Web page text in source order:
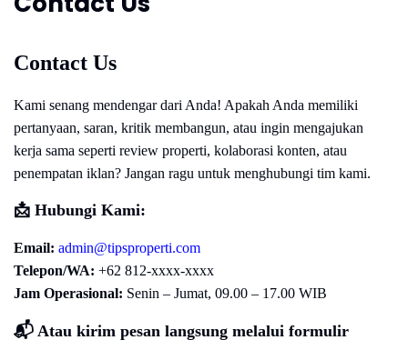
Contact Us
Kami senang mendengar dari Anda! Apakah Anda memiliki
pertanyaan, saran, kritik membangun, atau ingin mengajukan
kerja sama seperti review properti, kolaborasi konten, atau
penempatan iklan? Jangan ragu untuk menghubungi tim kami.
📩 Hubungi Kami:
Email: admin@tipsproperti.com
Telepon/WA: +62 812-xxxx-xxxx
Jam Operasional: Senin – Jumat, 09.00 – 17.00 WIB
📬 Atau kirim pesan langsung melalui formulir